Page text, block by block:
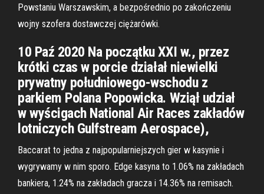
Powstaniu Warszawskim, a bezpośrednio po zakończeniu
wojny szofera dostawczej ciężarówki.
10 Paź 2020 Na początku XXI w., przez
krótki czas w porcie działał niewielki
prywatny południowego-wschodu z
parkiem Polana Popowicka. Wziął udział
w wyścigach National Air Races zakładów
lotniczych Gulfstream Aerospace),
Baccarat to jedna z najpopularniejszych gier w kasynie i
wygrywamy w nim sporo. Edge kasyna to 1.06% na zakładach
bankiera, 1.24% na zakładach gracza i 14.36% na remisach.